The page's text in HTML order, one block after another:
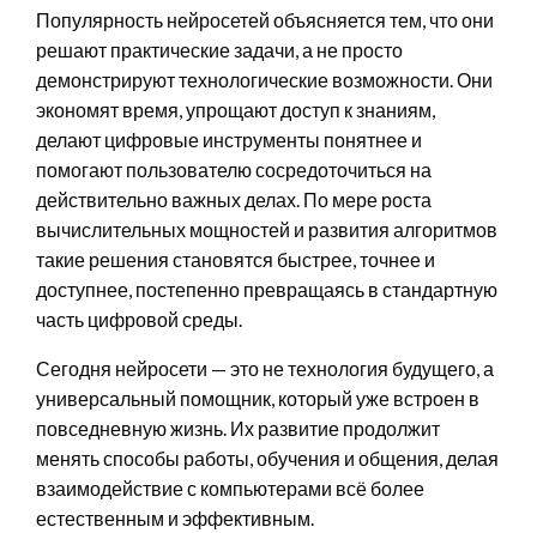
Популярность нейросетей объясняется тем, что они
решают практические задачи, а не просто
демонстрируют технологические возможности. Они
экономят время, упрощают доступ к знаниям,
делают цифровые инструменты понятнее и
помогают пользователю сосредоточиться на
действительно важных делах. По мере роста
вычислительных мощностей и развития алгоритмов
такие решения становятся быстрее, точнее и
доступнее, постепенно превращаясь в стандартную
часть цифровой среды.
Сегодня нейросети — это не технология будущего, а
универсальный помощник, который уже встроен в
повседневную жизнь. Их развитие продолжит
менять способы работы, обучения и общения, делая
взаимодействие с компьютерами всё более
естественным и эффективным.